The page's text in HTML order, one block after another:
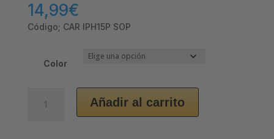
14,99€
Código; CAR IPH15P SOP
Color
IPHONE
Añadir al carrito